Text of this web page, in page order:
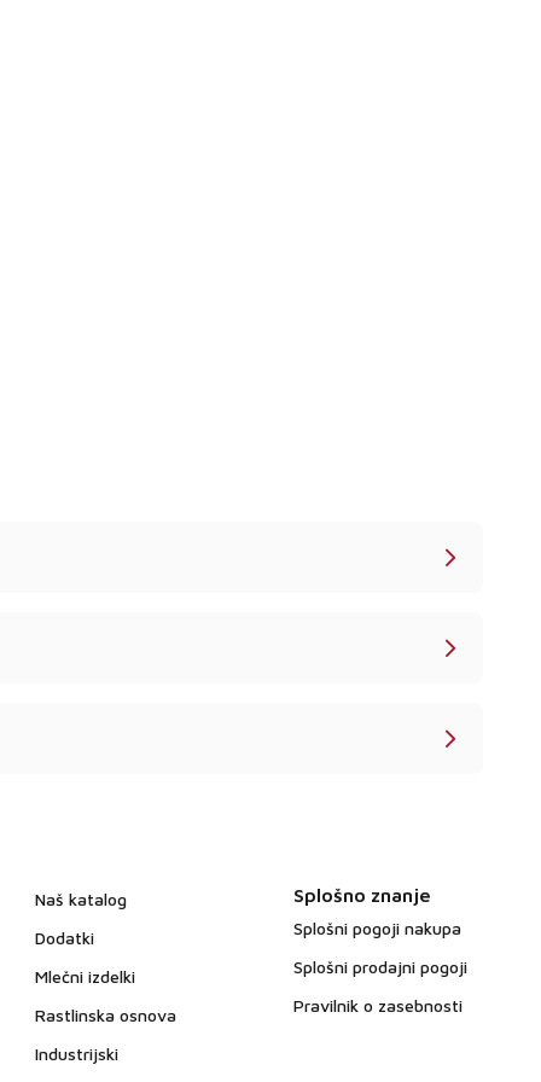
Naš katalog
Dodatki
Mlečni izdelki
Rastlinska osnova
Industrijski
Splošno znanje
Splošni pogoji nakupa
Splošni prodajni pogoji
Pravilnik o zasebnosti